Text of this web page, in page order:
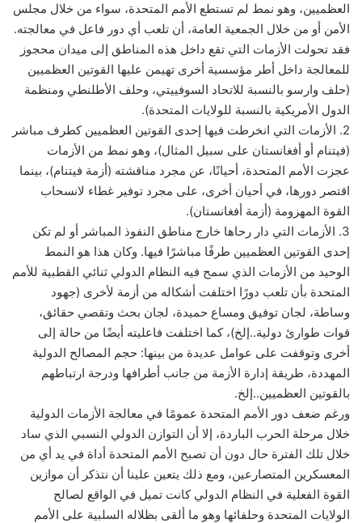
العظميين، وهو نمط لم تستطع الأمم المتحدة، سواء من خلال مجلس
الأمن أو من خلال الجمعية العامة، أن تلعب أي دور فاعل في معالجته.
فقد تحولت الأزمات التي تقع داخل هذه المناطق إلى ميدان محجوز
للمعالجة داخل أطر مؤسسية أخرى تهيمن عليها القوتين العظميين
(حلف وارسو بالنسبة للاتحاد السوفييتي، وحلف الأطلنطي ومنظمة
الدول الأمريكية بالنسبة للولايات المتحدة).
2. الأزمات التي انخرطت فيها إحدى القوتين العظميين كطرف مباشر
(فيتنام أو أفغانستان على سبيل المثال)، وهو نمط من الأزمات
عجزت الأمم المتحدة، أحيانًا، عن مجرد مناقشته (أزمة فيتنام)، بينما
اقتصر دورها، في أحيان أخرى، على مجرد توفير غطاء لانسحاب
القوة المهزومة (أزمة أفغانستان).
3. الأزمات التي دار رحاها خارج مناطق النفوذ المباشر أو لم تكن
إحدى القوتين العظميين طرفًا مباشرًا فيها. وكان هذا هو النمط
الوحيد من الأزمات الذي سمح فيه النظام الدولي ثنائي القطبية للأمم
المتحدة بأن تلعب دورًا اختلفت أشكاله من أزمة لأخرى (جهود
وساطة، لجان توفيق ومساع حميدة، لجان بحث وتقصي حقائق،
قوات طوارئ دولية..إلخ)، كما اختلفت فاعليته أيضًا من حالة إلى
أخرى وتوقفت على عوامل عديدة من بينها: حجم المصالح الدولية
المهددة، طريقة إدارة الأزمة من جانب أطرافها ودرجة ارتباطهم
بالقوتين العظميين..إلخ.
ورغم ضعف دور الأمم المتحدة عمومًا في معالجة الأزمات الدولية
خلال مرحلة الحرب الباردة، إلا أن التوازن الدولي النسبي الذي ساد
خلال تلك الفترة حال دون أن تصبح الأمم المتحدة أداة في يد أي من
المعسكرين المتصارعين، ومع ذلك يتعين علينا أن نتذكر أن موازين
القوة الفعلية في النظام الدولي كانت تميل في الواقع لصالح
الولايات المتحدة وحلفائها وهو ما ألقى بظلاله السلبية على الأمم